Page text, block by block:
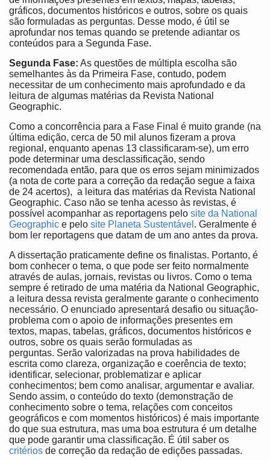
gráficos, documentos históricos e outros, sobre os quais
são formuladas as perguntas. Desse modo, é útil se
aprofundar nos temas quando se pretende adiantar os
conteúdos para a Segunda Fase.
Segunda Fase: As questões de múltipla escolha são
semelhantes às da Primeira Fase, contudo, podem
necessitar de um conhecimento mais aprofundado e da
leitura de algumas matérias da Revista National
Geographic.
Como a concorrência para a Fase Final é muito grande (na
última edição, cerca de 50 mil alunos fizeram a prova
regional, enquanto apenas 13 classificaram-se), um erro
pode determinar uma desclassificação, sendo
recomendada então, para que os erros sejam minimizados
(a nota de corte para a correção da redação segue a faixa
de 24 acertos), a leitura das matérias da Revista National
Geographic. Caso não se tenha acesso às revistas, é
possível acompanhar as reportagens pelo site da National
Geographic e pelo site Planeta Sustentável . Geralmente é
bom ler reportagens que datam de um ano antes da prova.
A dissertação praticamente define os finalistas. Portanto, é
bom conhecer o tema, o que pode ser feito normalmente
através de aulas, jornais, revistas ou livros. Como o tema
sempre é retirado de uma matéria da National Geographic,
a leitura dessa revista geralmente garante o conhecimento
necessário. O enunciado apresentará desafio ou situação-
problema com o apoio de informações presentes em
textos, mapas, tabelas, gráficos, documentos históricos e
outros, sobre os quais serão formuladas as
perguntas. Serão valorizadas na prova habilidades de
escrita como clareza, organização e coerência de texto;
identificar, selecionar, problematizar e aplicar
conhecimentos; bem como analisar, argumentar e avaliar.
Sendo assim, o conteúdo do texto (demonstração de
conhecimento sobre o tema, relações com conceitos
geográficos e com momentos históricos) é mais importante
do que sua estrutura, mas uma boa estrutura é um detalhe
que pode garantir uma classificação. É útil saber os
critérios de correção da redação de edições passadas.